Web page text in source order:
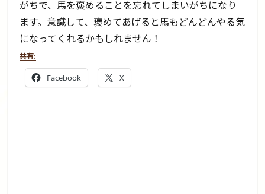
がちで、馬を褒めることを忘れてしまいがちになり
ます。意識して、褒めてあげると馬もどんどんやる気
になってくれるかもしれません！
共有:
Facebook X